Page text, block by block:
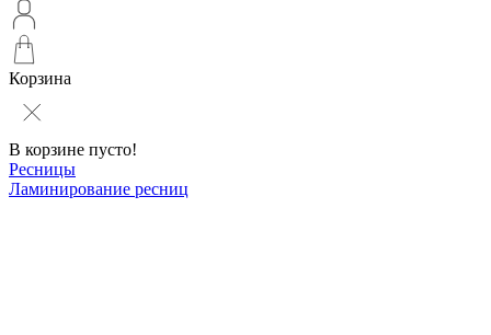
Корзина
В корзине пусто!
Ресницы
Ламинирование ресниц